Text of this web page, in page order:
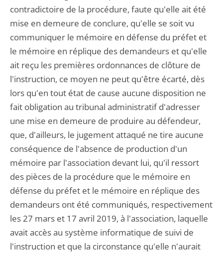
contradictoire de la procédure, faute qu'elle ait été
mise en demeure de conclure, qu'elle se soit vu
communiquer le mémoire en défense du préfet et
le mémoire en réplique des demandeurs et qu'elle
ait reçu les premières ordonnances de clôture de
l'instruction, ce moyen ne peut qu'être écarté, dès
lors qu'en tout état de cause aucune disposition ne
fait obligation au tribunal administratif d'adresser
une mise en demeure de produire au défendeur,
que, d'ailleurs, le jugement attaqué ne tire aucune
conséquence de l'absence de production d'un
mémoire par l'association devant lui, qu'il ressort
des pièces de la procédure que le mémoire en
défense du préfet et le mémoire en réplique des
demandeurs ont été communiqués, respectivement
les 27 mars et 17 avril 2019, à l'association, laquelle
avait accès au système informatique de suivi de
l'instruction et que la circonstance qu'elle n'aurait